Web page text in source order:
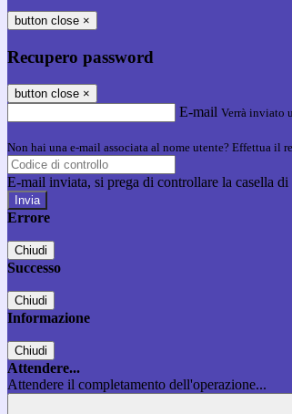
button close ×
Recupero password
button close ×
E-mail Verrà inviato
Non hai una e-mail associata al nome utente? Effettua il
E-mail inviata, si prega di controllare la casella di
Errore
Chiudi
Successo
Chiudi
Informazione
Chiudi
Attendere...
Attendere il completamento dell'operazione...